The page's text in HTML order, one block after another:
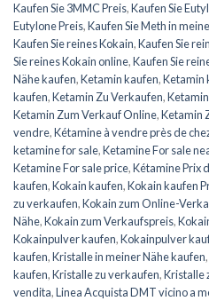
Kaufen Sie 3MMC Preis,Kaufen Sie
Eutylone Preis,Kaufen Sie Meth in
Kaufen Sie reines Kokain,Kaufen Sie
Sie reines Kokain online,Kaufen Sie
Nähe kaufen,Ketamin kaufen,Ketamin
kaufen,Ketamin Zu Verkaufen,
Ketamin Zum Verkauf Online,Ketamin
vendre,Kétamine à vendre près de
ketamine for sale,Ketamine For sale
Ketamine For sale price,Kétamine Prix
kaufen,Kokain kaufen,Kokain kaufen
zu verkaufen,Kokain zum Online-
Nähe,Kokain zum Verkaufspreis,
Kokainpulver kaufen,Kokainpulver
kaufen,Kristalle in meiner Nähe kaufen,
kaufen,Kristalle zu verkaufen,Kristalle
vendita,Linea Acquista DMT vicino a